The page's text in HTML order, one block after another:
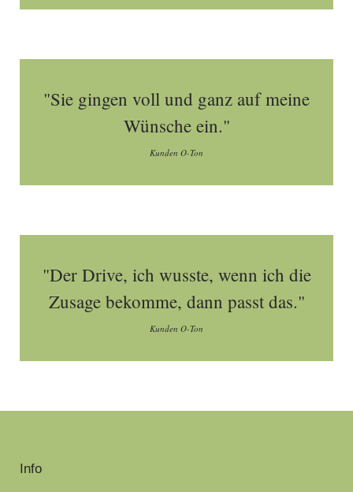
"Sie gingen voll und ganz auf meine
Wünsche ein."
Kunden O-Ton
"Der Drive, ich wusste, wenn ich die
Zusage bekomme, dann passt das."
Kunden O-Ton
Info